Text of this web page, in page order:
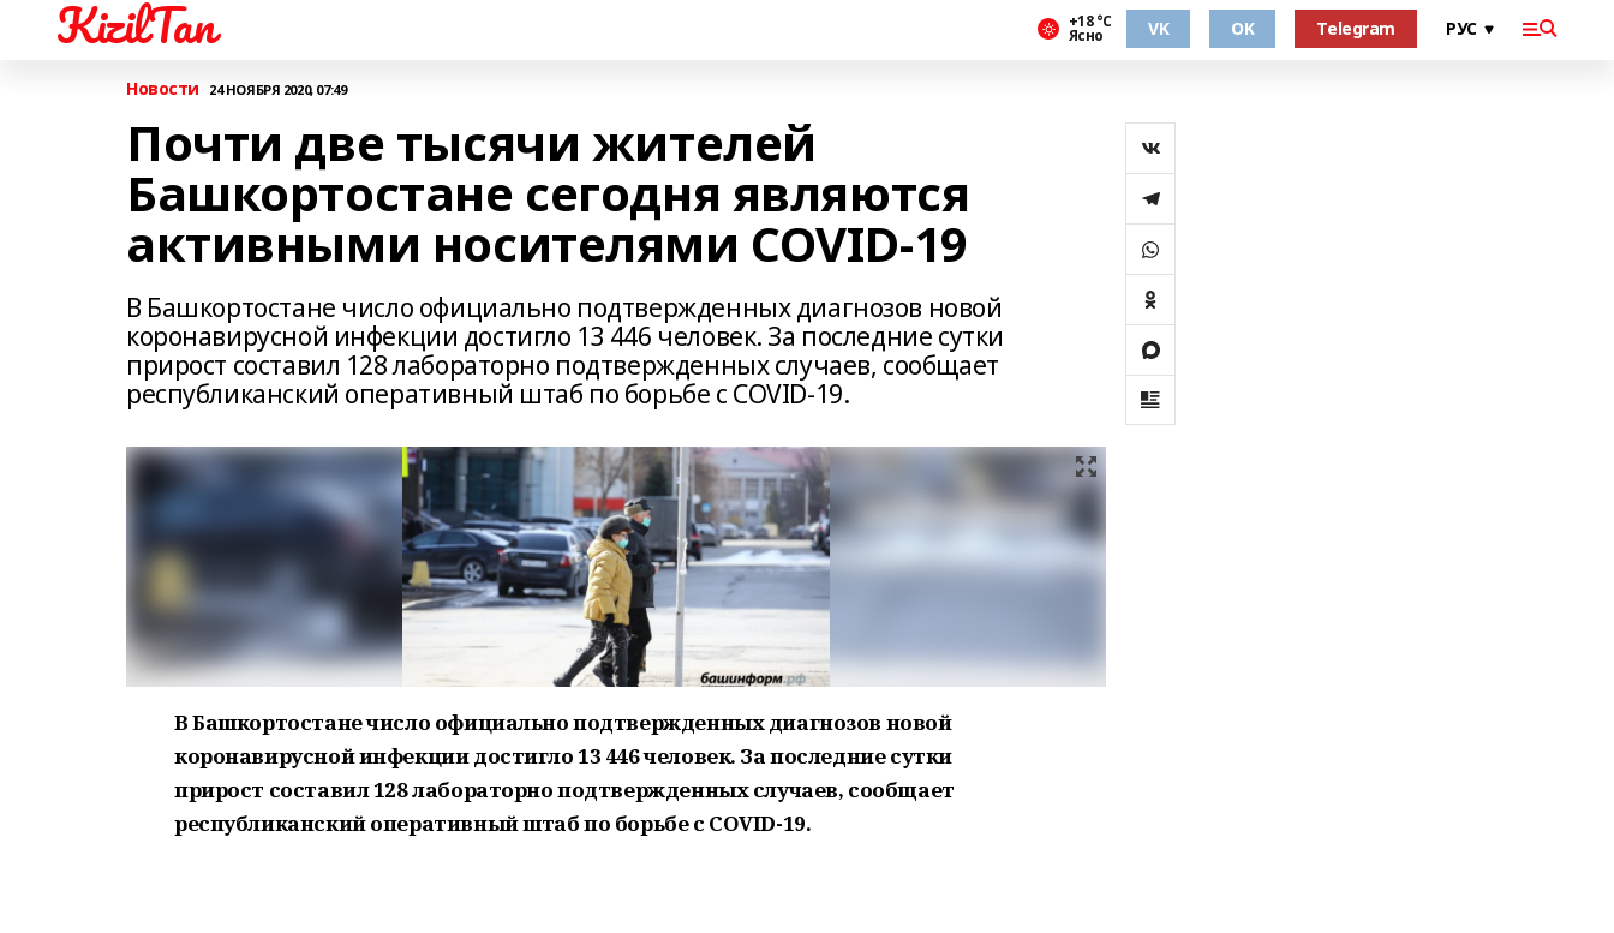
KizilTan +18 °С
Ясно VK OK Telegram
Новости 24 НОЯБРЯ 2020, 07:49
Почти две тысячи жителей
Башкортостане сегодня являются
активными носителями COVID-19
В Башкортостане число официально подтвержденных диагнозов новой
коронавирусной инфекции достигло 13 446 человек. За последние сутки
прирост составил 128 лабораторно подтвержденных случаев, сообщает
республиканский оперативный штаб по борьбе с COVID-19.
В Башкортостане число официально подтвержденных диагнозов новой
коронавирусной инфекции достигло 13 446 человек. За последние сутки
прирост составил 128 лабораторно подтвержденных случаев, сообщает
республиканский оперативный штаб по борьбе с COVID-19.